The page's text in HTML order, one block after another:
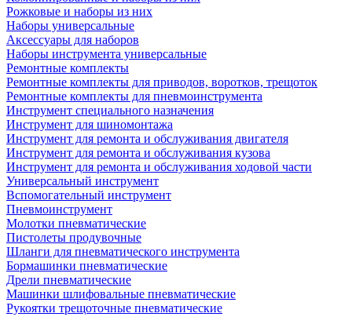
Рожковые и наборы из них
Наборы универсальные
Аксессуары для наборов
Наборы инструмента универсальные
Ремонтные комплекты
Ремонтные комплекты для приводов, воротков, трещоток
Ремонтные комплекты для пневмоинструмента
Инструмент специального назначения
Инструмент для шиномонтажа
Инструмент для ремонта и обслуживания двигателя
Инструмент для ремонта и обслуживания кузова
Инструмент для ремонта и обслуживания ходовой части
Универсальный инструмент
Вспомогательный инструмент
Пневмоинструмент
Молотки пневматические
Пистолеты продувочные
Шланги для пневматического инструмента
Бормашинки пневматические
Дрели пневматические
Машинки шлифовальные пневматические
Рукоятки трещоточные пневматические